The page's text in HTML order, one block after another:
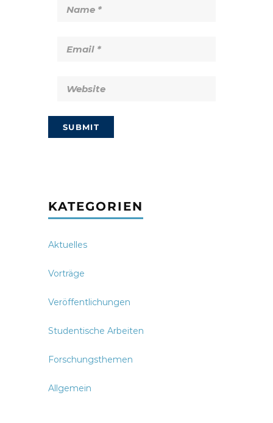
KATEGORIEN
Aktuelles
Vorträge
Veröffentlichungen
Studentische Arbeiten
Forschungsthemen
Allgemein